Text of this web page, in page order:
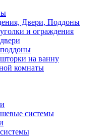
Двери, Поддоны
и ограждения
на ванну
комнаты
системы